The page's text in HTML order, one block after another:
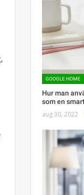
GOOGLE HOME
Hur man
som en
aug 30, 2022